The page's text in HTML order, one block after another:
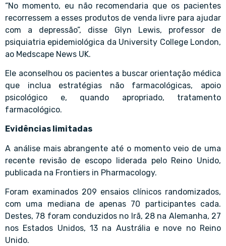
“No momento, eu não recomendaria que os pacientes
recorressem a esses produtos de venda livre para ajudar
com a depressão”, disse Glyn Lewis, professor de
psiquiatria epidemiológica da University College London,
ao Medscape News UK.
Ele aconselhou os pacientes a buscar orientação médica
que inclua estratégias não farmacológicas, apoio
psicológico e, quando apropriado, tratamento
farmacológico.
Evidências limitadas
A análise mais abrangente até o momento veio de uma
recente revisão de escopo liderada pelo Reino Unido,
publicada na Frontiers in Pharmacology.
Foram examinados 209 ensaios clínicos randomizados,
com uma mediana de apenas 70 participantes cada.
Destes, 78 foram conduzidos no Irã, 28 na Alemanha, 27
nos Estados Unidos, 13 na Austrália e nove no Reino
Unido.